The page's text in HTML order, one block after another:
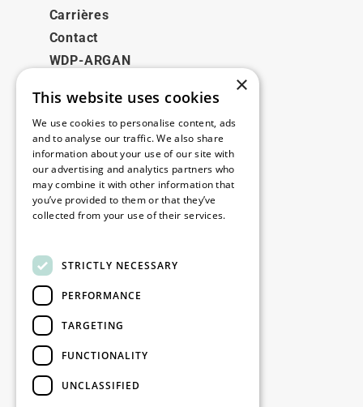
Carrières
Contact
WDP-ARGAN
Juridique
Disclaimer
Politique de confidentialité
Cookie Policy
Contact
Restez informé
Restez à jour : inscrivez-vous à nos
newsletters Marketing
×
This website uses cookies
We use cookies to personalise content, ads
and to analyse our traffic. We also share
information about your use of our site with
our advertising and analytics partners who
may combine it with other information that
you’ve provided to them or that they’ve
collected from your use of their services.
STRICTLY NECESSARY
PERFORMANCE
TARGETING
FUNCTIONALITY
UNCLASSIFIED